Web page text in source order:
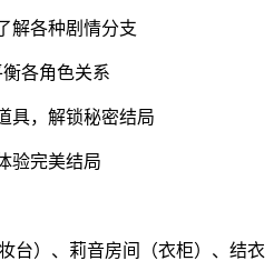
解各种剧情分支
各角色关系
具，解锁秘密结局
验完美结局
台）、莉音房间（衣柜）、结衣